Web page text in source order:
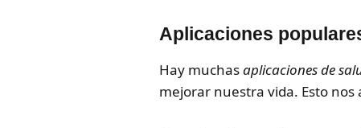
Aplicaciones
Hay muchasaplicaciones de
mejorar nuestra vida. Esto